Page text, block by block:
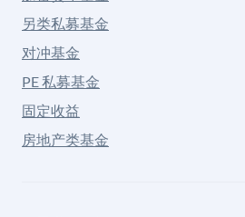
另类私募基金
对冲基金
PE 私募基金
固定收益
房地产类基金